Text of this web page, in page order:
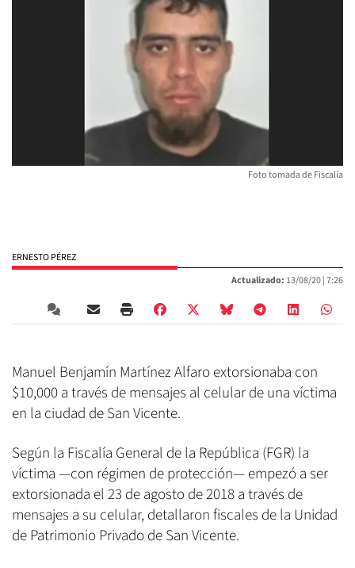
Foto tomada de Fiscalía
ERNESTO PÉREZ
Actualizado: 13/08/20 |7:26
Manuel Benjamín Martínez Alfaro extorsionaba con
$10,000 a través de mensajes al celular de una víctima
en la ciudad de San Vicente.
Según la Fiscalía General de la República (FGR) la
víctima —con régimen de protección— empezó a ser
extorsionada el 23 de agosto de 2018 a través de
mensajes a su celular, detallaron fiscales de la Unidad
de Patrimonio Privado de San Vicente.